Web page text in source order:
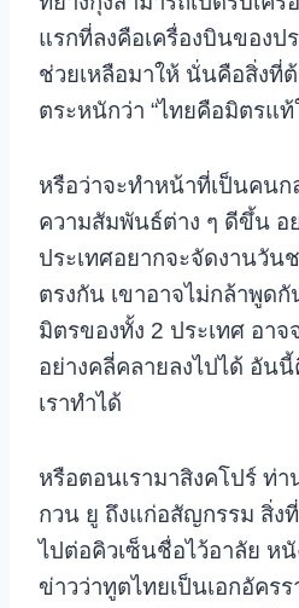
แรกที่ลงคือเครื่องบินของป
ช่วยเหลือมาให้ นั่นคือสิ่งที่
ตระหนักว่า “ไทยคือมิตรแท้
หรือว่าจะทำหน้าที่เป็นคนก
ความสัมพันธ์ต่าง ๆ ดีขึ้น อ
ประเทศอยากจะจัดงานวัน
ตรงกัน เขาอาจไม่กล้าพูดกั
มิตรของทั้ง 2 ประเทศ อา
อย่างคลี่คลายลงไปได้ อัน
เราทำได้
หรือตอนเรามาสิงคโปร์ ท่
กวน ยู ถึงแก่อสัญกรรม สิ่ง
ไปต่อคิวเซ็นชื่อไว้อาลัย ห
ข่าวว่าทูตไทยเป็นเอกอัคร